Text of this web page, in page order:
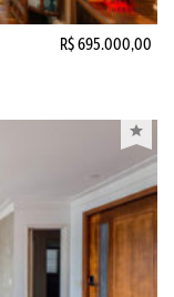
R$ 695.000,00